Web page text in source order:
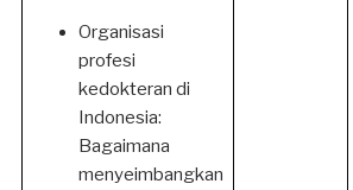
Organisasi
profesi
kedokteran di
Indonesia:
Bagaimana
menyeimbangkan